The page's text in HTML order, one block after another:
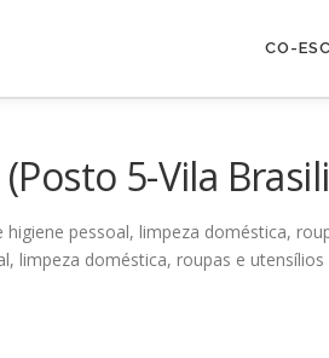
CO-
5-Vila
pessoal, limpeza doméstica,
limpeza doméstica, roupas e